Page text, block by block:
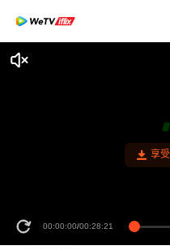
00:00:00/00:28:21